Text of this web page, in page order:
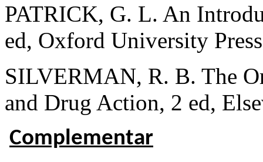
PATRICK, G. L. An
ed, Oxford University
SILVERMAN, R. B. The
and Drug Action, 2 ed,
Complementar